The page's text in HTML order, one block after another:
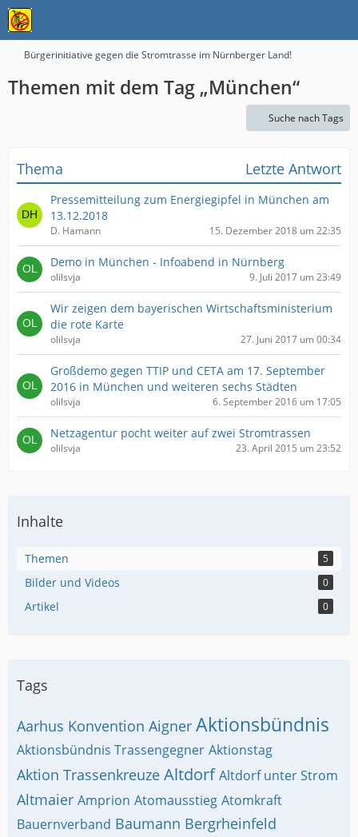
Bürgerinitiative gegen die Stromtrasse im Nürnberger Land!
Themen mit dem Tag „München“
Suche nach Tags
Thema Letzte Antwort
Pressemitteilung zum Energiegipfel in München am
13.12.2018
D. Hamann 15. Dezember 2018 um 22:35
Demo in München - Infoabend in Nürnberg
olilsvja 9. Juli 2017 um 23:49
Wir zeigen dem bayerischen Wirtschaftsministerium
die rote Karte
olilsvja 27. Juni 2017 um 00:34
Großdemo gegen TTIP und CETA am 17. September
2016 in München und weiteren sechs Städten
olilsvja 6. September 2016 um 17:05
Netzagentur pocht weiter auf zwei Stromtrassen
olilsvja 23. April 2015 um 23:52
Inhalte
Themen 5
Bilder und Videos 0
Artikel 0
Tags
Aarhus Konvention Aigner Aktionsbündnis
Aktionsbündnis Trassengegner Aktionstag
Aktion Trassenkreuze Altdorf Altdorf unter Strom
Altmaier Amprion Atomausstieg Atomkraft
Bauernverband Baumann Bergrheinfeld